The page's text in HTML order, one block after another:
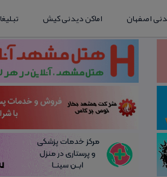
اصفهان اماکن دیدنی کیش